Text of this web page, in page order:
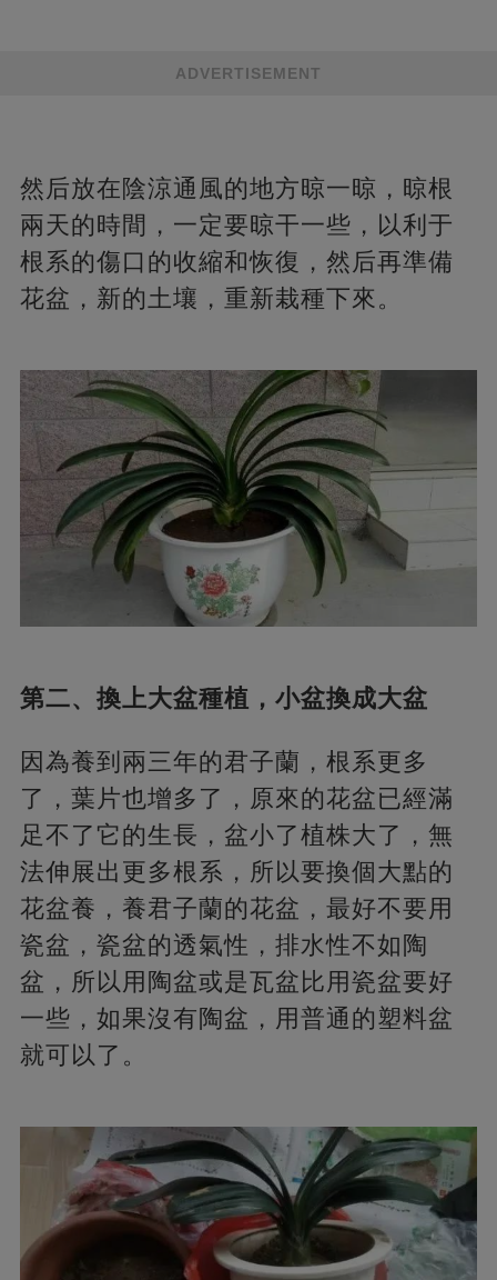
ADVERTISEMENT
然后放在陰涼通風的地方晾一晾，晾根
兩天的時間，一定要晾干一些，以利于
根系的傷口的收縮和恢復，然后再準備
花盆，新的土壤，重新栽種下來。
第二、換上大盆種植，小盆換成大盆
因為養到兩三年的君子蘭，根系更多
了，葉片也增多了，原來的花盆已經滿
足不了它的生長，盆小了植株大了，無
法伸展出更多根系，所以要換個大點的
花盆養，養君子蘭的花盆，最好不要用
瓷盆，瓷盆的透氣性，排水性不如陶
盆，所以用陶盆或是瓦盆比用瓷盆要好
一些，如果沒有陶盆，用普通的塑料盆
就可以了。